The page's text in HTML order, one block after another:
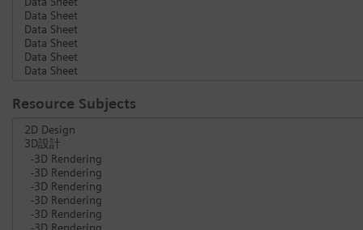
Resource Subjects